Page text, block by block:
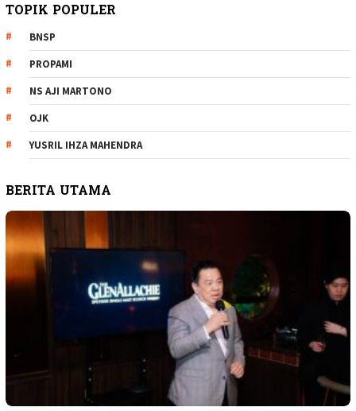
TOPIK POPULER
BNSP
PROPAMI
NS AJI MARTONO
OJK
YUSRIL IHZA MAHENDRA
BERITA UTAMA